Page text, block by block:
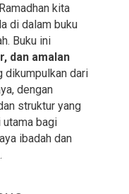
kita
di dalam buku
Buku ini
dan amalan
dikumpulkan dari
dengan
struktur yang
bagi
ibadah dan